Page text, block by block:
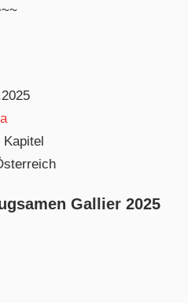
Gallier 2025